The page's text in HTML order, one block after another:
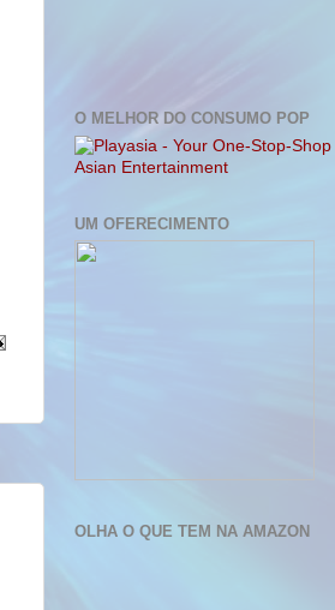
O MELHOR DO CONSUMO POP
UM OFERECIMENTO
OLHA O QUE TEM NA AMAZON